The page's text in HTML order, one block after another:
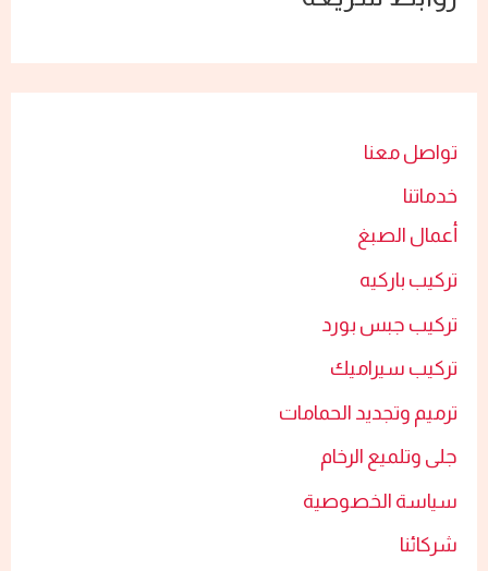
تواصل معنا
خدماتنا
أعمال الصبغ​
تركيب باركيه
تركيب جبس بورد​
تركيب سيراميك​
ترميم وتجديد الحمامات​
جلى وتلميع الرخام​
سياسة الخصوصية
شركائنا